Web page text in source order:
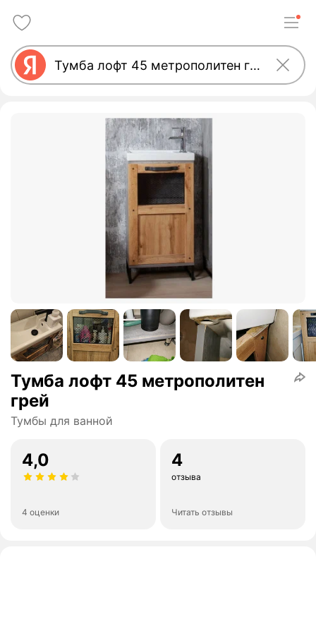
Тумба лофт 45 метрополитен
грей
Тумбы для ванной
4,0
4 оценки
4
отзыва
Читать отзывы